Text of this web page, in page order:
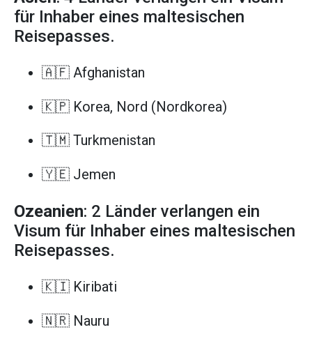
für Inhaber eines maltesischen
Reisepasses.
🇦🇫 Afghanistan
🇰🇵 Korea, Nord (Nordkorea)
🇹🇲 Turkmenistan
🇾🇪 Jemen
Ozeanien: 2 Länder verlangen ein
Visum für Inhaber eines maltesischen
Reisepasses.
🇰🇮 Kiribati
🇳🇷 Nauru